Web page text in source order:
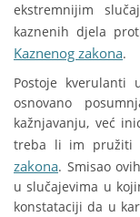
ekstremnijim
kaznenih djela
Kaznenog zakona.
Postoje kverulanti
osnovano
kažnjavanju, već
treba li im pružiti
zakona. Smisao
u slučajevima u
konstataciji da u